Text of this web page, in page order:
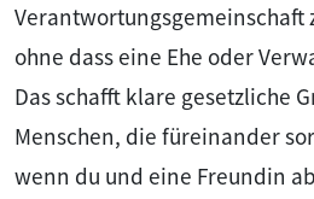
Verantwortungsgemeinschaft
ohne dass eine Ehe oder
Das schafft klare gesetzliche
Menschen, die füreinander
wenn du und eine Freundin